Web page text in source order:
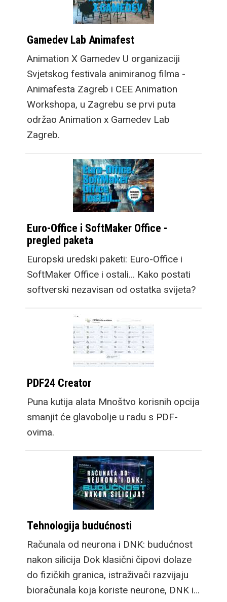
Gamedev Lab Animafest
Animation X Gamedev U organizaciji
Svjetskog festivala animiranog filma -
Animafesta Zagreb i CEE Animation
Workshopa, u Zagrebu se prvi puta
održao Animation x Gamedev Lab
Zagreb.
Euro-Office i SoftMaker Office -
pregled paketa
Europski uredski paketi: Euro-Office i
SoftMaker Office i ostali... Kako postati
softverski nezavisan od ostatka svijeta?
PDF24 Creator
Puna kutija alata Mnoštvo korisnih opcija
smanjit će glavobolje u radu s PDF-
ovima.
Tehnologija budućnosti
Računala od neurona i DNK: budućnost
nakon silicija Dok klasični čipovi dolaze
do fizičkih granica, istraživači razvijaju
bioračunala koja koriste neurone, DNK i…